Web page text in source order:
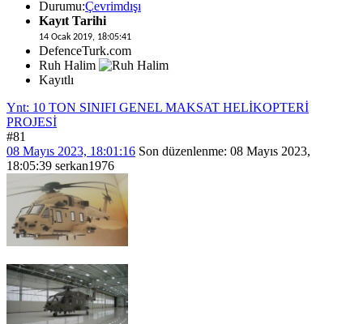
Durumu:Çevrimdışı
Kayıt Tarihi
14 Ocak 2019, 18:05:41
DefenceTurk.com
Ruh Halim
Kayıtlı
Ynt: 10 TON SINIFI GENEL MAKSAT HELİKOPTERİ
PROJESİ
#81
08 Mayıs 2023, 18:01:16 Son düzenlenme: 08 Mayıs 2023,
18:05:39 serkan1976